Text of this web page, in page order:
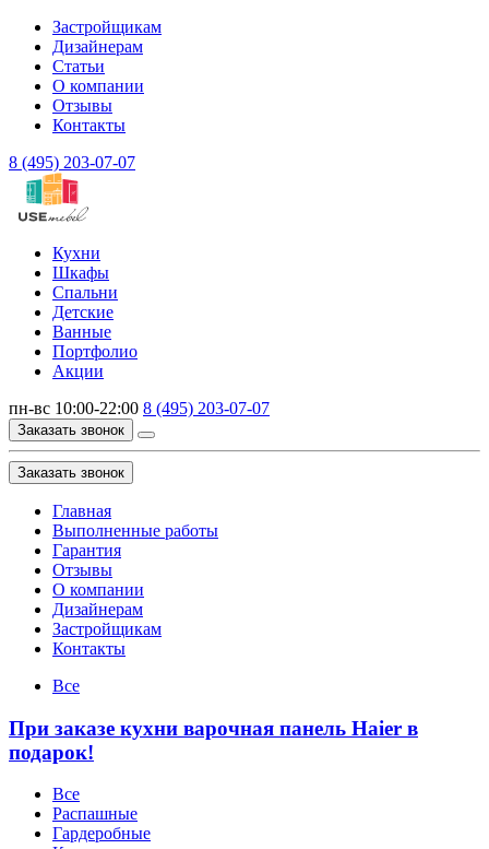
Застройщикам
Дизайнерам
Статьи
О компании
Отзывы
Контакты
8 (495) 203-07-07
Кухни
Шкафы
Спальни
Детские
Ванные
Портфолио
Акции
пн-вс 10:00-22:00 8 (495) 203-07-07
Заказать звонок
Заказать звонок
Главная
Выполненные работы
Гарантия
Отзывы
О компании
Дизайнерам
Застройщикам
Контакты
Все
При заказе кухни варочная панель Haier в
подарок!
Все
Распашные
Гардеробные